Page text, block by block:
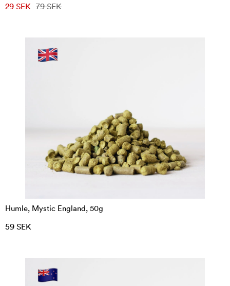
29 SEK 79 SEK
Humle, Mystic England, 50g
59 SEK